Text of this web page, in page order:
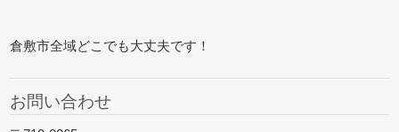
倉敷市全域どこでも大丈夫です！
お問い合わせ